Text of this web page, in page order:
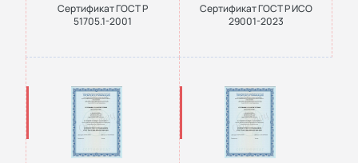
Сертификат ГОСТ Р
51705.1-2001
Сертификат ГОСТ Р ИСО
29001-2023